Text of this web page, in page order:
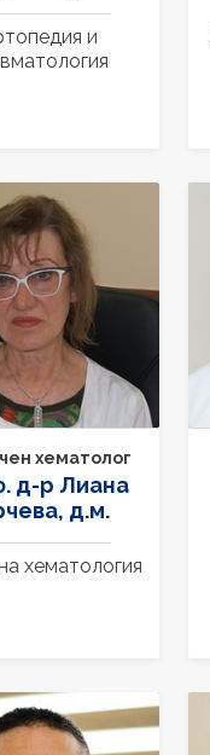
и
хематолог
д-р Лиана
д.м.
хематология